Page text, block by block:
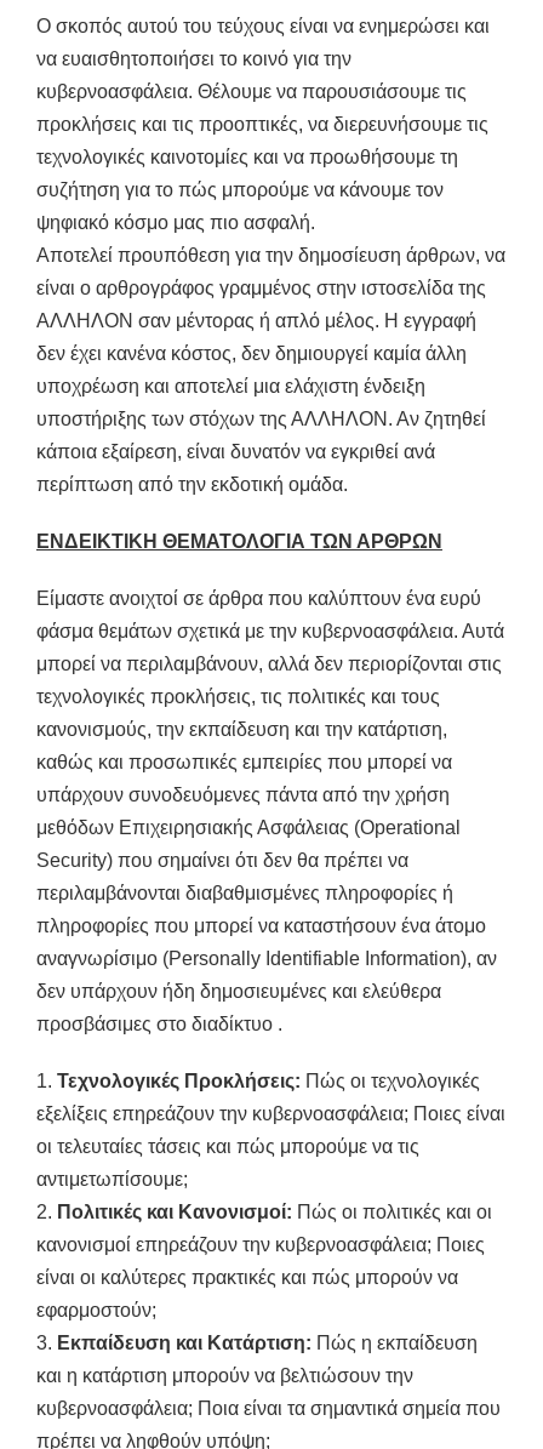
Ο σκοπός αυτού του τεύχους είναι να ενημερώσει και
να ευαισθητοποιήσει το κοινό για την
κυβερνοασφάλεια. Θέλουμε να παρουσιάσουμε τις
προκλήσεις και τις προοπτικές, να διερευνήσουμε τις
τεχνολογικές καινοτομίες και να προωθήσουμε τη
συζήτηση για το πώς μπορούμε να κάνουμε τον
ψηφιακό κόσμο μας πιο ασφαλή.
Αποτελεί προυπόθεση για την δημοσίευση άρθρων, να
είναι ο αρθρογράφος γραμμένος στην ιστοσελίδα της
ΑΛΛΗΛΟΝ σαν μέντορας ή απλό μέλος. Η εγγραφή
δεν έχει κανένα κόστος, δεν δημιουργεί καμία άλλη
υποχρέωση και αποτελεί μια ελάχιστη ένδειξη
υποστήριξης των στόχων της ΑΛΛΗΛΟΝ. Αν ζητηθεί
κάποια εξαίρεση, είναι δυνατόν να εγκριθεί ανά
περίπτωση από την εκδοτική ομάδα.
ΕΝΔΕΙΚΤΙΚΗ ΘΕΜΑΤΟΛΟΓΙΑ ΤΩΝ ΑΡΘΡΩΝ
Είμαστε ανοιχτοί σε άρθρα που καλύπτουν ένα ευρύ
φάσμα θεμάτων σχετικά με την κυβερνοασφάλεια. Αυτά
μπορεί να περιλαμβάνουν, αλλά δεν περιορίζονται στις
τεχνολογικές προκλήσεις, τις πολιτικές και τους
κανονισμούς, την εκπαίδευση και την κατάρτιση,
καθώς και προσωπικές εμπειρίες που μπορεί να
υπάρχουν συνοδευόμενες πάντα από την χρήση
μεθόδων Επιχειρησιακής Ασφάλειας (Operational
Security) που σημαίνει ότι δεν θα πρέπει να
περιλαμβάνονται διαβαθμισμένες πληροφορίες ή
πληροφορίες που μπορεί να καταστήσουν ένα άτομο
αναγνωρίσιμο (Personally Identifiable Information), αν
δεν υπάρχουν ήδη δημοσιευμένες και ελεύθερα
προσβάσιμες στο διαδίκτυο .
1. Τεχνολογικές Προκλήσεις: Πώς οι τεχνολογικές
εξελίξεις επηρεάζουν την κυβερνοασφάλεια; Ποιες είναι
οι τελευταίες τάσεις και πώς μπορούμε να τις
αντιμετωπίσουμε;
2. Πολιτικές και Κανονισμοί: Πώς οι πολιτικές και οι
κανονισμοί επηρεάζουν την κυβερνοασφάλεια; Ποιες
είναι οι καλύτερες πρακτικές και πώς μπορούν να
εφαρμοστούν;
3. Εκπαίδευση και Κατάρτιση: Πώς η εκπαίδευση
και η κατάρτιση μπορούν να βελτιώσουν την
κυβερνοασφάλεια; Ποια είναι τα σημαντικά σημεία που
πρέπει να ληφθούν υπόψη;